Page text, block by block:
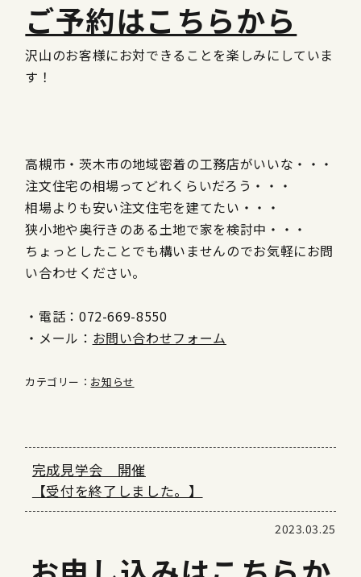
ご予約はこちらから
沢山のお客様にお対できることを楽しみにしていま
す！
高槻市・茨木市の地域密着の工務店がいいな・・・
注文住宅の相場ってどれくらいだろう・・・
相場よりも安い注文住宅を建てたい・・・
狭小地や奥行きのある土地で家を検討中・・・
ちょっとしたことでも構いませんのでお気軽にお問
い合わせください。
・電話：072-669-8550
・メール： お問い合わせフォーム
カテゴリー： お知らせ
完成見学会 開催
【受付を終了しました。】
2023.03.25